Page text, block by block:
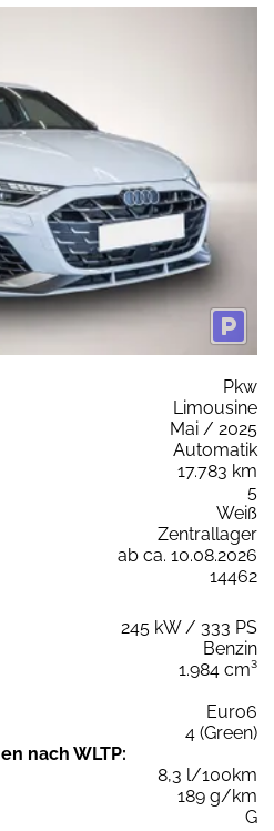
Pkw
Limousine
Mai / 2025
Automatik
17.783 km
5
Weiß
Zentrallager
ab ca. 10.08.2026
14462
245 kW / 333 PS
Benzin
1.984 cm³
Euro6
4 (Green)
nach WLTP:
8,3 l/100km
189 g/km
G